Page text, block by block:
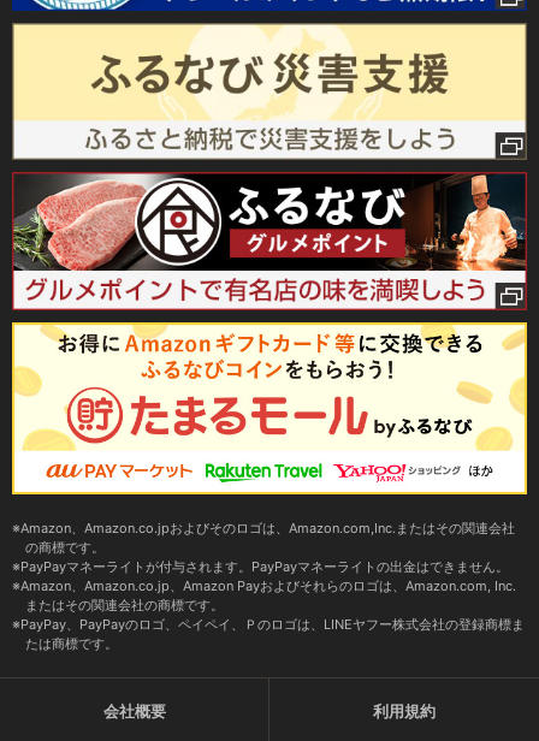
Amazon、Amazon.co.jpおよびそのロゴは、Amazon.com,Inc.またはその関連会社
の商標です。
PayPayマネーライトが付与されます。PayPayマネーライトの出金はできません。
Amazon、Amazon.co.jp、Amazon Payおよびそれらのロゴは、Amazon.com, Inc.
またはその関連会社の商標です。
PayPay、PayPayのロゴ、ペイペイ、Ｐのロゴは、LINEヤフー株式会社の登録商標ま
たは商標です。
会社概要 利用規約